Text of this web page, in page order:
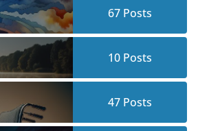
67Posts
10Posts
47Posts